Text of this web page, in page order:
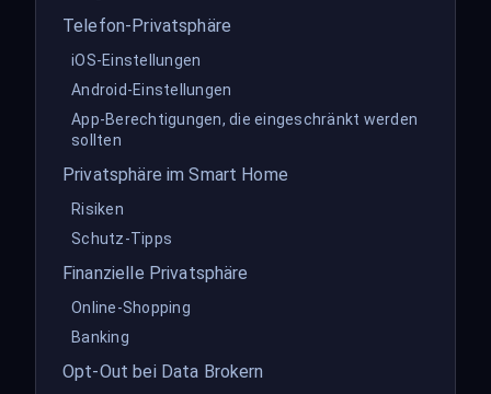
Telefon-Privatsphäre
iOS-Einstellungen
Android-Einstellungen
App-Berechtigungen, die eingeschränkt werden
sollten
Privatsphäre im Smart Home
Risiken
Schutz-Tipps
Finanzielle Privatsphäre
Online-Shopping
Banking
Opt-Out bei Data Brokern